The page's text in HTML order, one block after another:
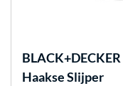
BLACK+DECKER
Haakse Slijper